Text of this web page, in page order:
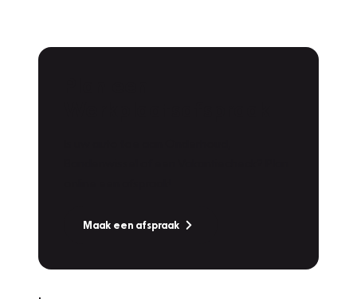
Maak een afspraak